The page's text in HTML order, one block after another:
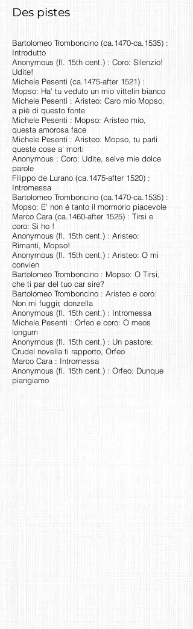
Des pistes
Bartolomeo Tromboncino (ca.1470-ca.1535) :
Introdutto
Anonymous (fl. 15th cent.) : Coro: Silenzio!
Udite!
Michele Pesenti (ca.1475-after 1521) :
Mopso: Ha' tu veduto un mio vittelin bianco
Michele Pesenti : Aristeo: Caro mio Mopso,
a piè di questo fonte
Michele Pesenti : Mopso: Aristeo mio,
questa amorosa face
Michele Pesenti : Aristeo: Mopso, tu parli
queste cose a' morti
Anonymous : Coro: Udite, selve mie dolce
parole
Filippo de Lurano (ca.1475-after 1520) :
Intromessa
Bartolomeo Tromboncino (ca.1470-ca.1535) :
Mopso: E' non é tanto il mormorio piacevole
Marco Cara (ca.1460-after 1525) : Tirsi e
coro: Si ho !
Anonymous (fl. 15th cent.) : Aristeo:
Rimanti, Mopso!
Anonymous (fl. 15th cent.) : Aristeo: O mi
convien
Bartolomeo Tromboncino : Mopso: O Tirsi,
che ti par del tuo car sire?
Bartolomeo Tromboncino : Aristeo e coro:
Non mi fuggir, donzella
Anonymous (fl. 15th cent.) : Intromessa
Michele Pesenti : Orfeo e coro: O meos
longum
Anonymous (fl. 15th cent.) : Un pastore:
Crudel novella ti rapporto, Orfeo
Marco Cara : Intromessa
Anonymous (fl. 15th cent.) : Orfeo: Dunque
piangiamo